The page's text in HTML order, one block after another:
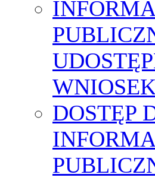
WNIOSEK
DOSTĘP